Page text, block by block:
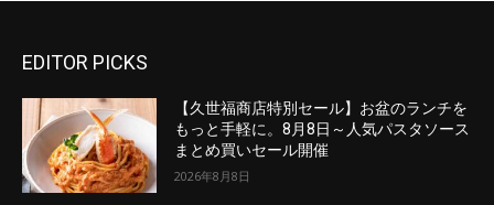
EDITOR PICKS
【久世福商店特別セール】お盆のランチを
もっと手軽に。8月8日～人気パスタソース
まとめ買いセール開催
2026年8月8日